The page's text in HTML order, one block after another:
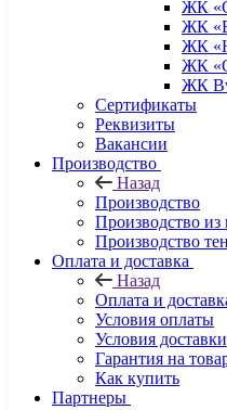
ЖК
ЖК
ЖК
ЖК
ЖК
Сертификаты
Реквизиты
Вакансии
Производство
Назад
Производство
Производство из
Производство
Оплата и доставка
Назад
Оплата и
Условия оплаты
Условия доставки
Гарантия на
Как купить
Партнеры